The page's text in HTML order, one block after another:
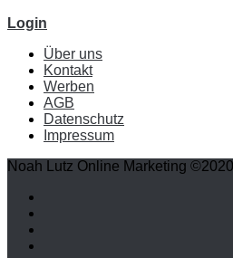
Login
Über uns
Kontakt
Werben
AGB
Datenschutz
Impressum
Noah Lutz Online Marketing ©2020